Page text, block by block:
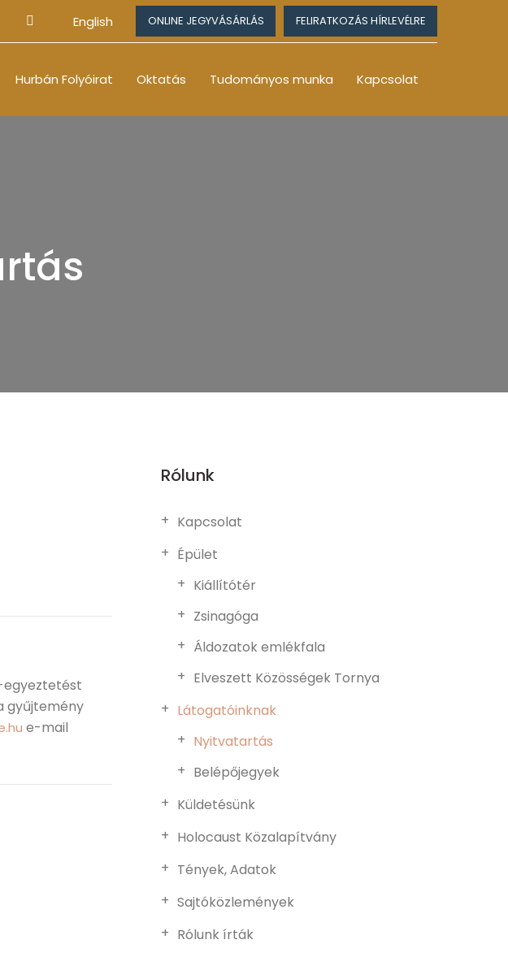
English ONLINE JEGYVÁSÁRLÁS FELIRATKOZÁS HÍRLEVÉLRE
Hurbán Folyóirat Oktatás Tudományos munka Kapcsolat
egyeztetést
gyűjtemény
e-mail
Rólunk
Kapcsolat
Épület
Kiállítótér
Zsinagóga
Áldozatok emlékfala
Elveszett Közösségek Tornya
Látogatóinknak
Nyitvatartás
Belépőjegyek
Küldetésünk
Holocaust Közalapítvány
Tények, Adatok
Sajtóközlemények
Rólunk írták